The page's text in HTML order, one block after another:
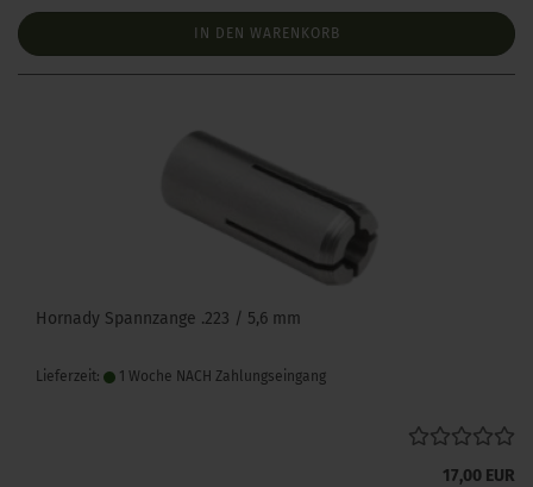
IN DEN WARENKORB
Hornady Spannzange .223 / 5,6 mm
Lieferzeit: 1 Woche NACH Zahlungseingang
17,00 EUR